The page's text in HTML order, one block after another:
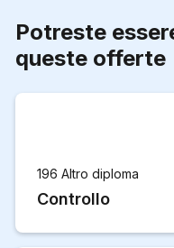
Potreste
queste offerte
196 Altro diploma
Controllo